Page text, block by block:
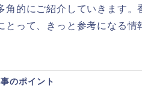
的にご紹介していきます。
って、きっと参考になる情
のポイント